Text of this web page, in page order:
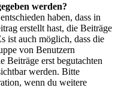
werden?
haben, dass in
erstellt hast, die Beiträge
ist auch möglich, dass die
von Benutzern
Beiträge erst begutachten
werden. Bitte
wenn du weitere